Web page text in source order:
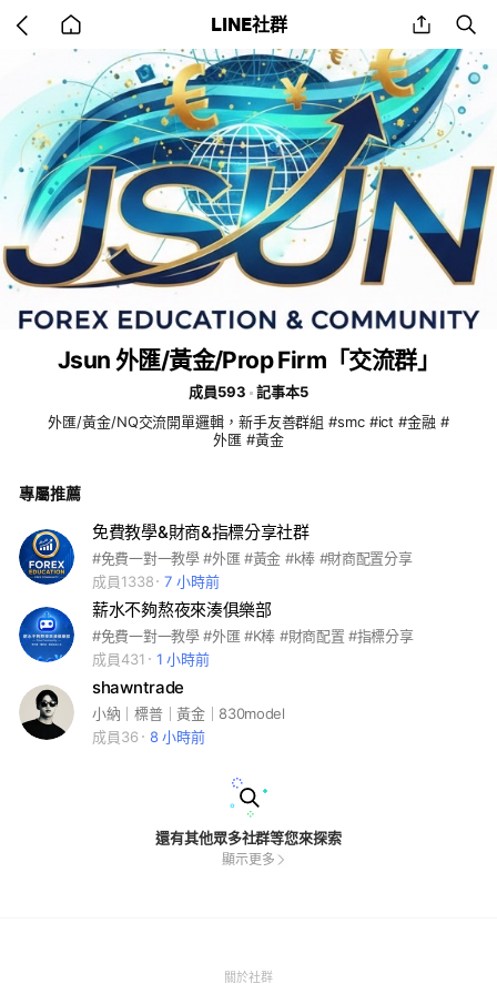
back
home
LINE社群 share
Jsun 外匯/黃金/Prop Firm「交流群」
成員593
記事本5
外匯/黃金/NQ交流開單邏輯，新手友善群組 #smc #ict #金融 #
外匯 #黃金
專屬推薦
免費教學&財商&指標分享社群
#免費一對一教學 #外匯 #黃金 #k棒 #財商配置分享
成員1338
7 小時前
薪水不夠熬夜來湊俱樂部
#免費一對一教學 #外匯 #K棒 #財商配置 #指標分享
成員431
1 小時前
shawntrade
小納｜標普｜黃金｜830model
成員36
8 小時前
還有其他眾多社群等您來探索
顯示更多
關於社群(Open